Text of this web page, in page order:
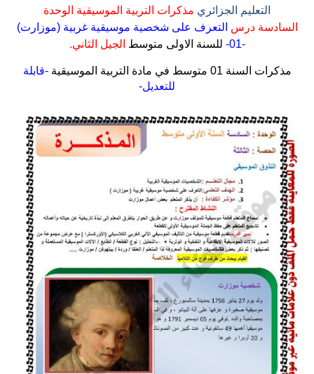
التعليم الجزائري مذكرات التربية الموسيقية الوحدة
السادسة درس التعرف على شخصية موسيقية غربية (موزارت)
-01-
للسنة الاولى متوسط الجيل الثاني.
مذكرات السنة 01 متوسط في مادة التربية الموسيقية
-قابلة
للتعديل-